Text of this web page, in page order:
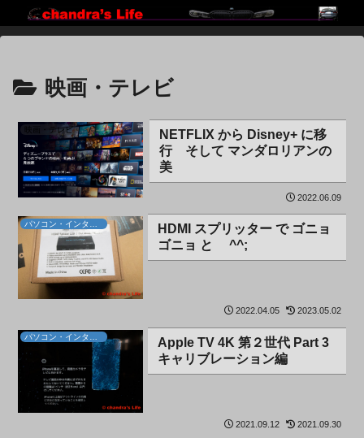
映画・テレビ
映画・テレビ
NETFLIX から Disney+ に移
行 そして マンダロリアンの
美
2022.06.09
HDMI スプリッター で ゴニョ
ゴニョ と ^^;
2022.04.05 2023.05.02
パソコン・インターネット
Apple TV 4K 第２世代 Part 3
キャリブレーション編
2021.09.12 2021.09.30